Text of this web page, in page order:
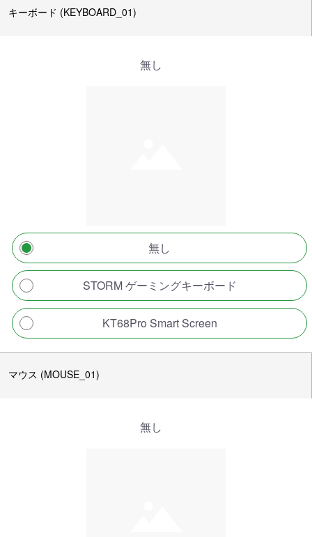
キーボード (KEYBOARD_01)
無し
無し
STORM ゲーミングキーボード
KT68Pro Smart Screen
マウス (MOUSE_01)
無し